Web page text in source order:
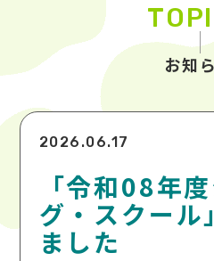
お知
2026.06.17
「令和08年
グ・スクール
ました